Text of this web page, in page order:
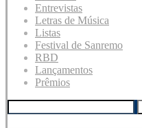
Entrevistas
Letras de Música
Listas
Festival de Sanremo
RBD
Lançamentos
Prêmios